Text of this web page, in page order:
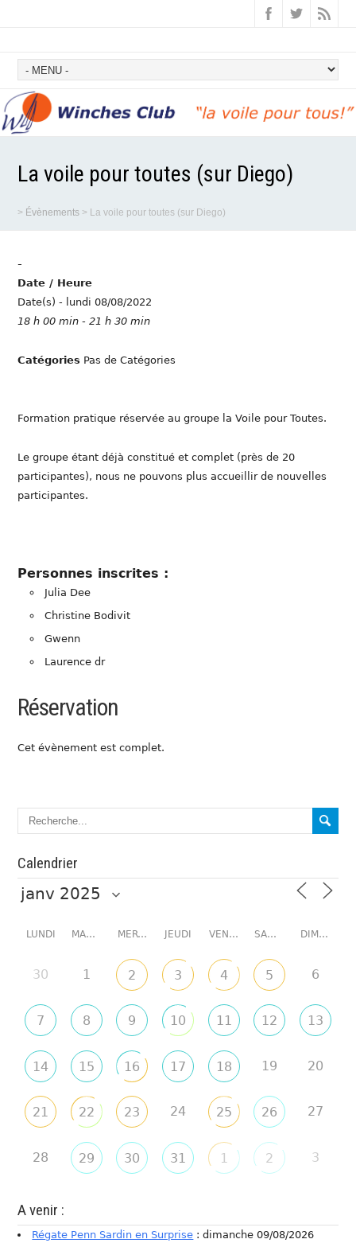
La voile pour toutes (sur Diego)
> Évènements > La voile pour toutes (sur Diego)
-
Date / Heure
Date(s) - lundi 08/08/2022
18 h 00 min - 21 h 30 min
Catégories Pas de Catégories
Formation pratique réservée au groupe la Voile pour Toutes.
Le groupe étant déjà constitué et complet (près de 20
participantes), nous ne pouvons plus accueillir de nouvelles
participantes.
Personnes inscrites :
Julia Dee
Christine Bodivit
Gwenn
Laurence dr
Réservation
Cet évènement est complet.
Calendrier
LUNDI MARDI MERCREDI JEUDI VENDREDI SAMEDI DIMANCHE
30 1 2 3 4 5 6
7 8 9 10 11 12 13
14 15 16 17 18 19 20
21 22 23 24 25 26 27
28 29 30 31 1 2 3
A venir :
Régate Penn Sardin en Surprise : dimanche 09/08/2026